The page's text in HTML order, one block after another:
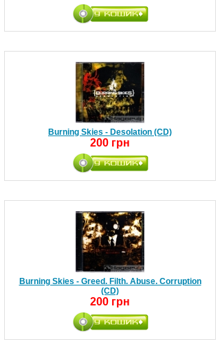
Burning Skies - Desolation (CD)
200 грн
Burning Skies - Greed. Filth. Abuse. Corruption
(CD)
200 грн